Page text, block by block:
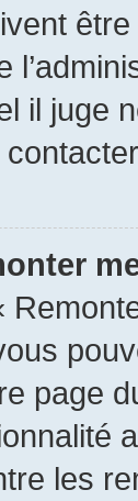
il juge
page
les